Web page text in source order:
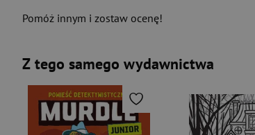
Pomóż innym i zostaw ocenę!
Z tego samego wydawnictwa